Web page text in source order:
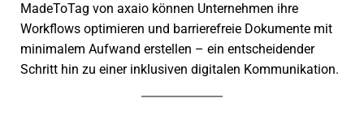
MadeToTag von axaio können Unternehmen ihre
Workflows opti­mie­ren und barrie­re­freie Dokumente mit
mini­ma­lem Aufwand erstel­len – ein entschei­den­der
Schritt hin zu einer inklu­si­ven digi­ta­len Kommunikation.